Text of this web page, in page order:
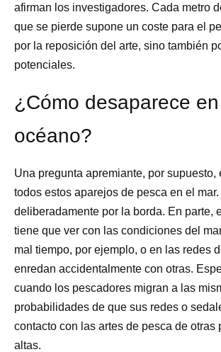
afirman los investigadores. Cada metro
que se pierde supone un coste para el
por la reposición del arte, sino también
potenciales.
¿Cómo desaparece
océano?
Una pregunta apremiante, por supuesto,
todos estos aparejos de pesca en el
deliberadamente por la borda. En parte,
tiene que ver con las condiciones del
mal tiempo, por ejemplo, o en las redes
enredan accidentalmente con otras.
cuando los pescadores migran a las
probabilidades de que sus redes o
contacto con las artes de pesca de otras
altas.